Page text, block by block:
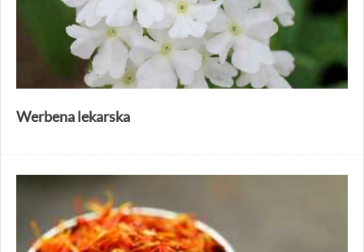
Werbena lekarska